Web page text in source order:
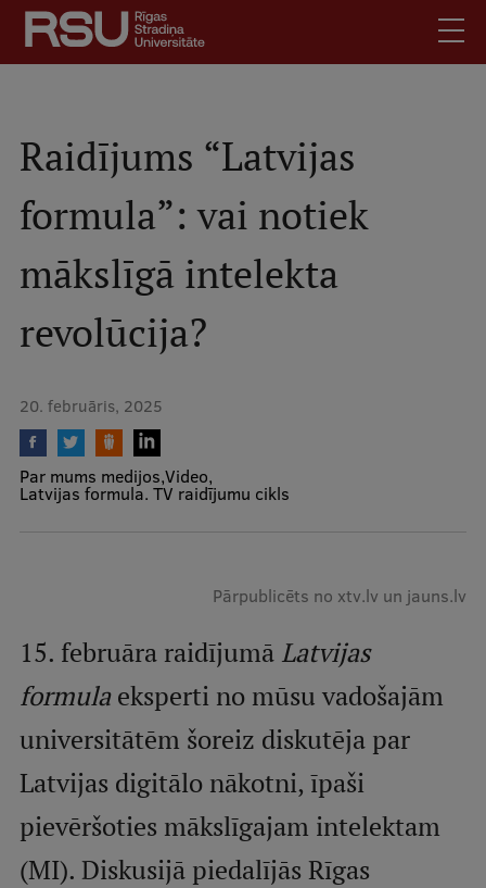
Pārlekt
galveno
saturu
Mobile
augšējā
izvēlne
Studentiem
Absolventiem
Darbiniekiem
Darba devējiem
Kontakti
Vakances
Mobile
Doktorantūra
Uzņemšana
Raidījums “Latvijas
formula”: vai notiek
mākslīgā intelekta
revolūcija?
20. februāris, 2025
Par mums medijos Video
Latvijas formula. TV raidījumu cikls
Pārpublicēts no xtv.lv un jauns.lv
15. februāra raidījumā Latvijas
formulaeksperti no mūsu vadošajām
universitātēm šoreiz diskutēja par
Latvijas digitālo nākotni, īpaši
pievēršoties mākslīgajam intelektam
(MI). Diskusijā piedalījās Rīgas